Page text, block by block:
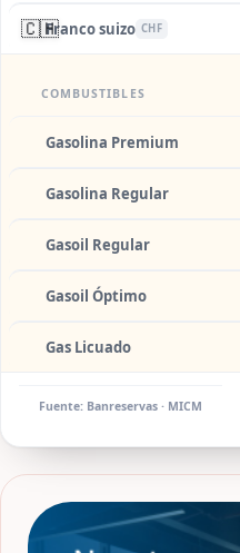
🇨🇭Franco suizo CHF
COMBUSTIBLES
Gasolina Premium
Gasolina Regular
Gasoil Regular
Gasoil Óptimo
Gas Licuado
Fuente: Banreservas · MICM